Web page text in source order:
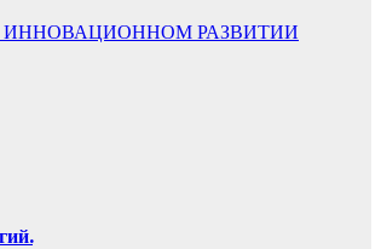
ИННОВАЦИОННОМ РАЗВИТИИ